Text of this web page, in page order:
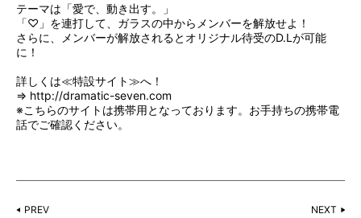
テーマは「愛で、動き出す。」
「♡」を連打して、ガラスの中からメンバーを解放せよ！
さらに、メンバーが解放されるとオリジナル待受のD.Lが可能
に！
詳しくは≪特設サイト≫へ！
⇒ http://dramatic-seven.com
※こちらのサイトは携帯用となっております。お手持ちの携帯電
話でご確認ください。
PREV NEXT